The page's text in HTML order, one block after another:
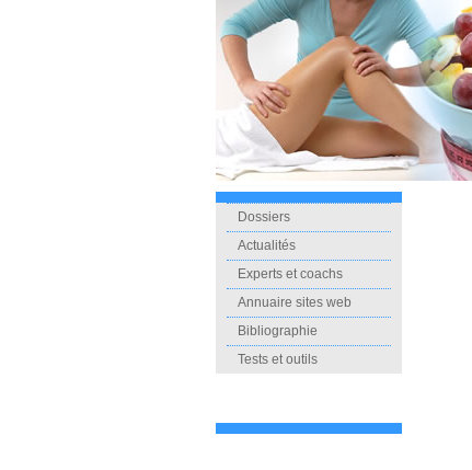
Dossiers
Actualités
Experts et coachs
Annuaire sites web
Bibliographie
Tests et outils